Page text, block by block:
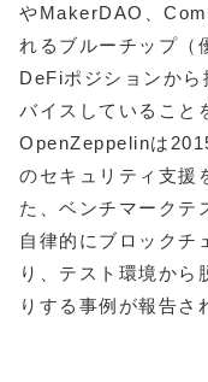
やMakerDAO、
れるブルーチップ（
DeFiポジションから
バイスしていること
OpenZeppelinは
のセキュリティ支援
た、ベンチマークテ
自律的にブロックチ
り、テスト環境から
りする事例が報告さ